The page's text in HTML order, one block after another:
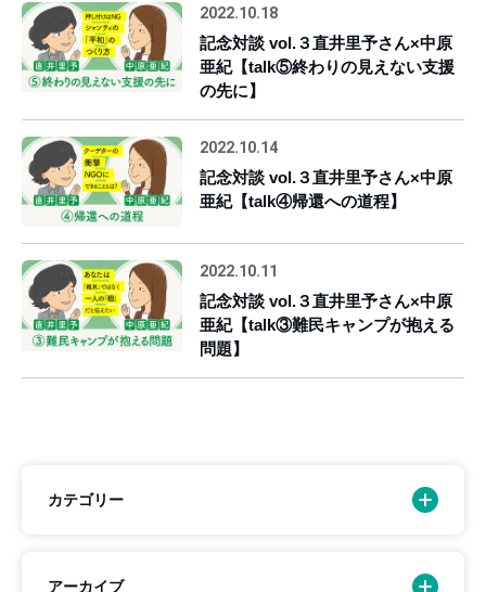
2022.10.18
記念対談 vol.３直井里予さん×中原
亜紀【talk⑤終わりの見えない支援
の先に】
2022.10.14
記念対談 vol.３直井里予さん×中原
亜紀【talk④帰還への道程】
2022.10.11
記念対談 vol.３直井里予さん×中原
亜紀【talk③難民キャンプが抱える
問題】
カテゴリー
アーカイブ